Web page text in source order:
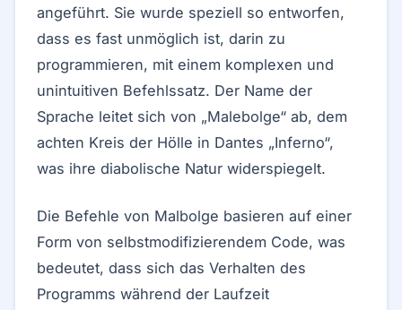
angeführt. Sie wurde speziell so entworfen,
dass es fast unmöglich ist, darin zu
programmieren, mit einem komplexen und
unintuitiven Befehlssatz. Der Name der
Sprache leitet sich von „Malebolge“ ab, dem
achten Kreis der Hölle in Dantes „Inferno“,
was ihre diabolische Natur widerspiegelt.
Die Befehle von Malbolge basieren auf einer
Form von selbstmodifizierendem Code, was
bedeutet, dass sich das Verhalten des
Programms während der Laufzeit